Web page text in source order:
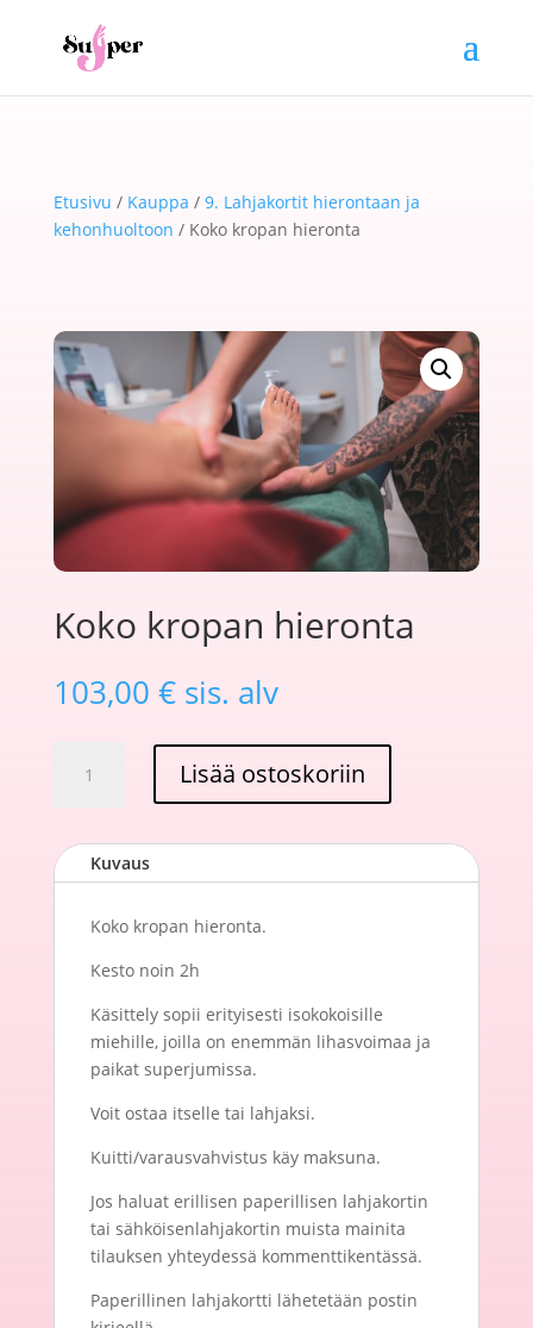
Etusivu / Kauppa / 9. Lahjakortit hierontaan ja
kehonhuoltoon / Koko kropan hieronta
Koko kropan hieronta
103,00 € sis. alv
kropan
Lisää ostoskoriin
Kuvaus
Koko kropan hieronta.
Kesto noin 2h
Käsittely sopii erityisesti isokokoisille
miehille, joilla on enemmän lihasvoimaa ja
paikat superjumissa.
Voit ostaa itselle tai lahjaksi.
Kuitti/varausvahvistus käy maksuna.
Jos haluat erillisen paperillisen lahjakortin
tai sähköisenlahjakortin muista mainita
tilauksen yhteydessä kommenttikentässä.
Paperillinen lahjakortti lähetetään postin